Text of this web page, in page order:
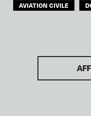
AVIATION CIVILE
TRANSPORTS URBAINS